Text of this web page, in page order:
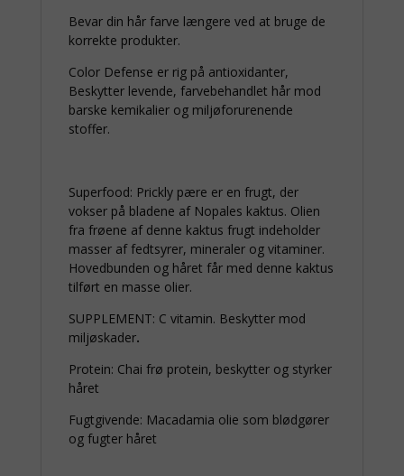
Bevar din hår farve længere ved at bruge de
korrekte produkter.
Color Defense er rig på antioxidanter,
Beskytter levende, farvebehandlet hår mod
barske kemikalier og miljøforurenende
stoffer.
Superfood: Prickly pære er en frugt, der
vokser på bladene af Nopales kaktus. Olien
fra frøene af denne kaktus frugt indeholder
masser af fedtsyrer, mineraler og vitaminer.
Hovedbunden og håret får med denne kaktus
tilført en masse olier.
SUPPLEMENT: C vitamin. Beskytter mod
miljøskader.
Protein: Chai frø protein, beskytter og styrker
håret
Fugtgivende: Macadamia olie som blødgører
og fugter håret